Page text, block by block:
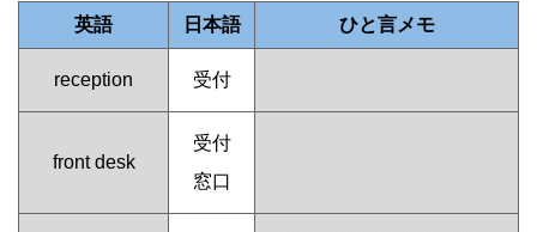
英語 日本語 ひと言メモ
reception 受付
front desk
受付
窓口